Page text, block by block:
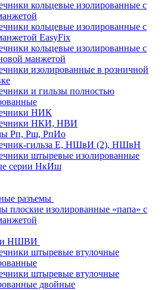
кольцевые изолированные с
кольцевые изолированные с
EasyFix
кольцевые изолированные с
манжетой
изолированные в розничной
и гильзы полностью
НИК
НКИ, НВИ
Рп, Рш, РпИо
гильза Е, НШвИ (2), НШвН
штыревые изолированные
серии НкИш
разъемы
плоские изолированные «папа» с
НШВИ
штыревые втулочные
штыревые втулочные
двойные